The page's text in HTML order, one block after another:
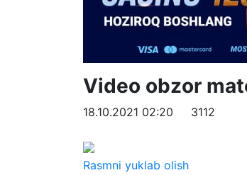
Video obzor
18.10.2021 02:20 3112
Rasmni yuklab olish